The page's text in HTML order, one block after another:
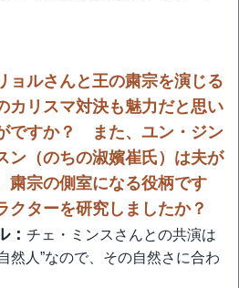
ルさんと王の粛宗を演じる
カリスマ対決も魅力だと思い
ですか？ また、ユン・ジン
ン（のちの淑嬪崔氏）は夫が
粛宗の側室になる役柄です
クターを研究しましたか？
： チェ・ミンスさんとの共演は
然人”なので、その自然さに合わ